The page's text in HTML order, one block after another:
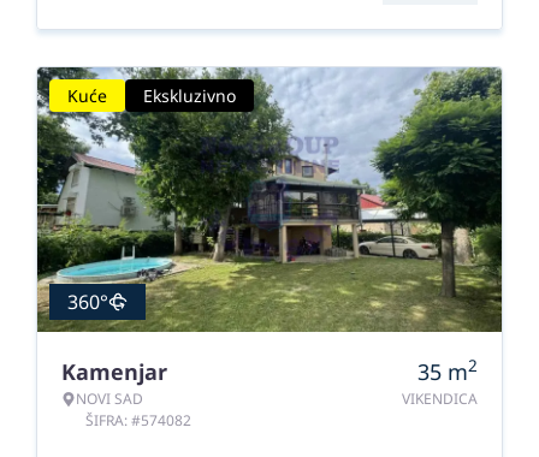
Kuće Ekskluzivno
360°
Kamenjar
NOVI SAD
ŠIFRA: #574082
35 m2
VIKENDICA